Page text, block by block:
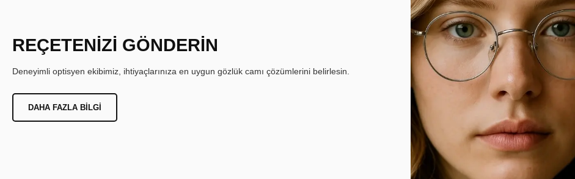
REÇETENİZİ GÖNDERİN
Deneyimli optisyen ekibimiz, ihtiyaçlarınıza en uygun gözlük camı çözümlerini belirlesin.
DAHA FAZLA BILGI